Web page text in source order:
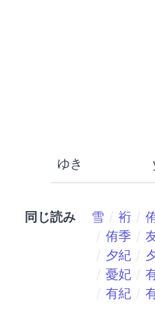
ゆき
同じ読み 雪 裄
侑季
夕紀
憂妃
有紀